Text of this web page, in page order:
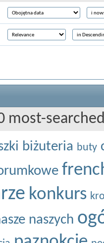
most-
biżuteria buty
konkurs
naszych